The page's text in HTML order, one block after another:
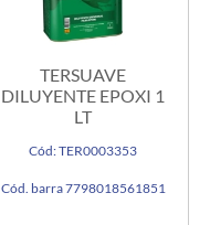
TERSUAVE
DILUYENTE EPOXI 1
LT
Cód: TER0003353
Cód. barra 7798018561851